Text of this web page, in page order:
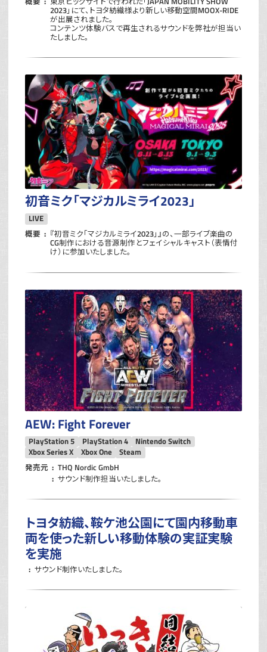
2023」にて、トヨタ紡織様より新しい移動空間MOOX-RIDE
が出展されました。
コンテンツ体験バスで再生されるサウンドを弊社が担当い
たしました。
初音ミク「マジカルミライ2023」
LIVE
概要
『初音ミク「マジカルミライ2023」』の、一部ライブ楽曲の
CG制作における音源制作とフェイシャルキャスト（表情付
け）に参加いたしました。
AEW: Fight Forever
PlayStation 5 PlayStation 4
Nintendo Switch
Xbox Series X
Xbox One
Steam
発売元
THQ Nordic GmbH
サウンド制作担当いたしました。
トヨタ紡織、鞍ケ池公園にて園内移動車
両を使った新しい移動体験の実証実験
を実施
サウンド制作いたしました。